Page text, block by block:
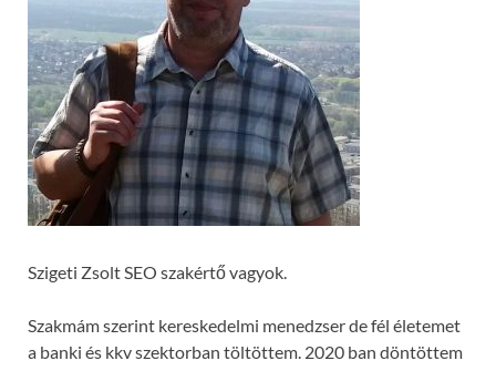
Szigeti Zsolt SEO szakértő vagyok.
Szakmám szerint kereskedelmi menedzser de fél életemet
a banki és kkv szektorban töltöttem. 2020 ban döntöttem